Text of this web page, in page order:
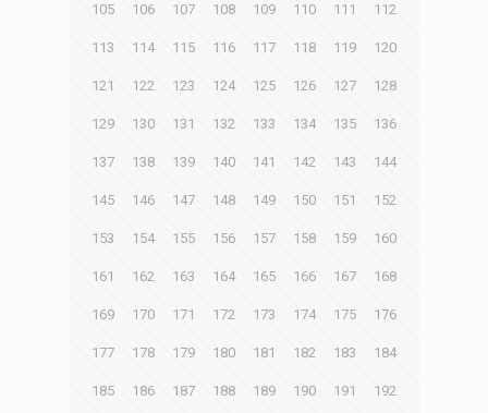
105 106 107 108 109 110 111 112
113 114 115 116 117 118 119 120
121 122 123 124 125 126 127 128
129 130 131 132 133 134 135 136
137 138 139 140 141 142 143 144
145 146 147 148 149 150 151 152
153 154 155 156 157 158 159 160
161 162 163 164 165 166 167 168
169 170 171 172 173 174 175 176
177 178 179 180 181 182 183 184
185 186 187 188 189 190 191 192